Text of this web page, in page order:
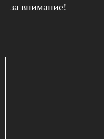
за внимание!